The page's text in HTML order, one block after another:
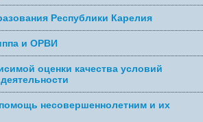
Республики Карелия
и ОРВИ
оценки качества условий
несовершеннолетним и их